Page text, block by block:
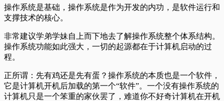
操作系统是基础，操作系统是作为开发的内功，是软件运行和
支撑技术的核心。
非常建议学弟学妹自上而下地去了解操作系统整个体系结构。
操作系统功能如此强大，一切的起源都在于计算机启动的过
程。
正所谓：先有鸡还是先有蛋？操作系统的本质也是一个软件，
它是计算机开机后加载的第一个“软件”。一个没有操作系统的
计算机只是一个笨重的家伙罢了，难道你不好奇计算机在开机